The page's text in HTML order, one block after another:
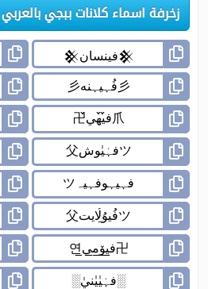
زخرفة اسماء كلانات ببجي بالعربي